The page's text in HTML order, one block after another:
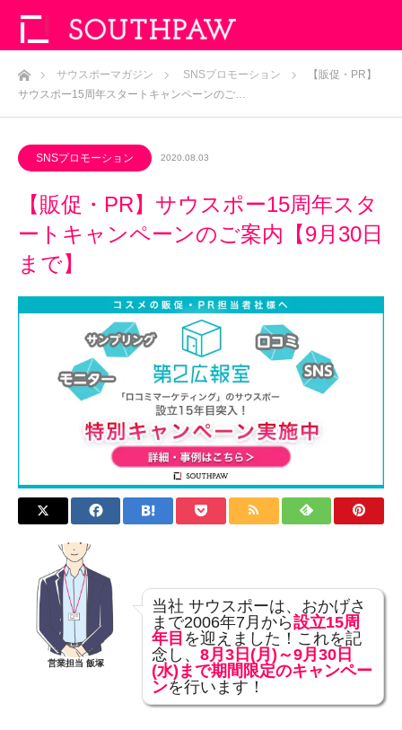
ホームサウスポーマガジン SNSプロモーション
【販促・PR】
サウスポー15周年スタートキャンペーンのご…
SNSプロモーション 2020.08.03
【販促・PR】サウスポー15周年スタ
ートキャンペーンのご案内【9月30日
まで】
営業担当 飯塚
当社 サウスポーは、おかげさ
まで2006年7月から設立15周
年目 を迎えました！これを記
念し、 8月3日(月)～9月30日
(水)まで期間限定のキャンペー
ンを行います！